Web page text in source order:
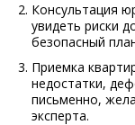
Консультация
увидеть риски
безопасный
Приемка
недостатки,
письменно,
эксперта.